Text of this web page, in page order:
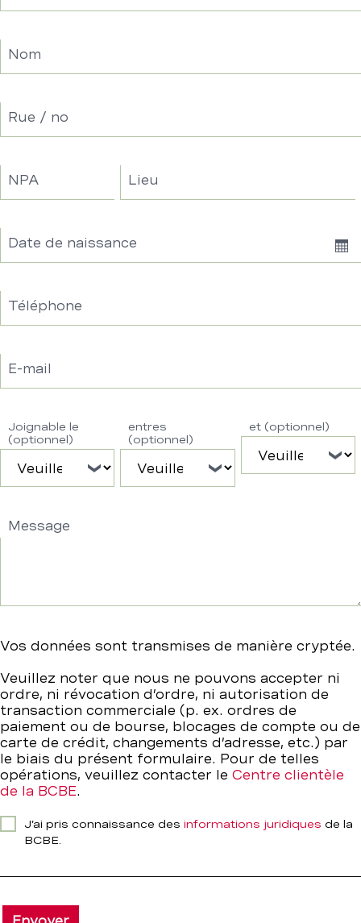
Nom
Rue / no
NPA Lieu
Date de naissance
Téléphone
E-mail
Joignable le
(optionnel)
entres
(optionnel)
et (optionnel)
Message
Vos données sont transmises de manière cryptée.
Veuillez noter que nous ne pouvons accepter ni
ordre, ni révocation d’ordre, ni autorisation de
transaction commerciale (p. ex. ordres de
paiement ou de bourse, blocages de compte ou de
carte de crédit, changements d’adresse, etc.) par
le biais du présent formulaire. Pour de telles
opérations, veuillez contacter le Centre clientèle
de la BCBE.
J’ai pris connaissance des informations juridiques de la
BCBE.